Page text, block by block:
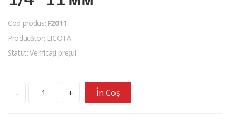
Cod produs: F2011
Producător: LICOTA
Statut: Verificați prețul
- + În Coș